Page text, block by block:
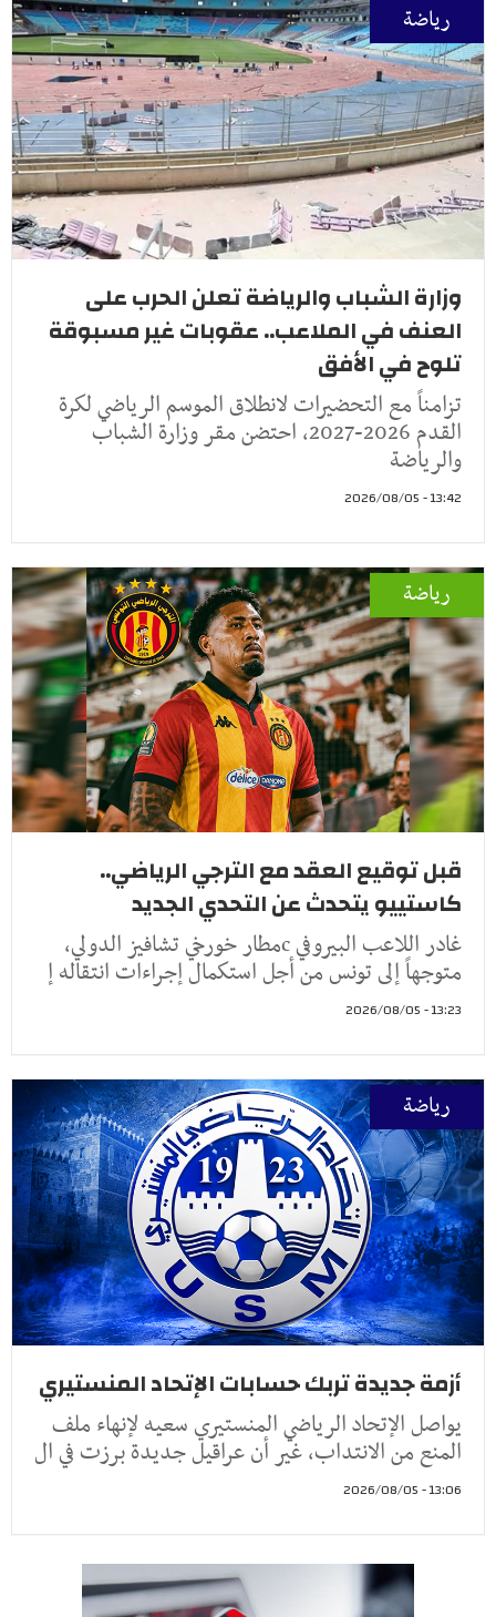
رياضة
وزارة الشباب والرياضة تعلن الحرب على
العنف في الملاعب.. عقوبات غير مسبوقة
تلوح في الأفق
تزامناً مع التحضيرات لانطلاق الموسم الرياضي لكرة
القدم 2026-2027، احتضن مقر وزارة الشباب
والرياضة
13:42 - 2026/08/05
رياضة
قبل توقيع العقد مع الترجي الرياضي..
كاستييو يتحدث عن التحدي الجديد
غادر اللاعب البيروفي cمطار خورخي تشافيز الدولي،
متوجهاً إلى تونس من أجل استكمال إجراءات انتقاله إ
13:23 - 2026/08/05
رياضة
أزمة جديدة تربك حسابات الإتحاد المنستيري
يواصل الإتحاد الرياضي المنستيري سعيه لإنهاء ملف
المنع من الانتداب، غير أن عراقيل جديدة برزت في ال
13:06 - 2026/08/05